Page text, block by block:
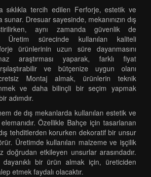
sıklıkla tercih edilen Ferforje, estetik ve
Dresuar sayesinde, mekanınızın dış
aynı zamanda güvenlik de
Üretim sürecinde kullanılan kaliteli
ürünlerinin uzun süre dayanmasını
araştırması yaparak, farklı fiyat
ve bütçenize uygun olanı
Montaj almak, ürünlerin teknik
ve daha bilinçli bir seçim yapmak
adımdır.
de dış mekanlarda kullanılan estetik ve
elemanıdır. Özellikle Bahçe için tasarlanan
tehditlerden korurken dekoratif bir unsur
Üretimde kullanılan malzeme ve işçilik
doğrudan etkileyen unsurlar arasındadır.
bir ürün almak için, üreticiden
etmek faydalı olacaktır.